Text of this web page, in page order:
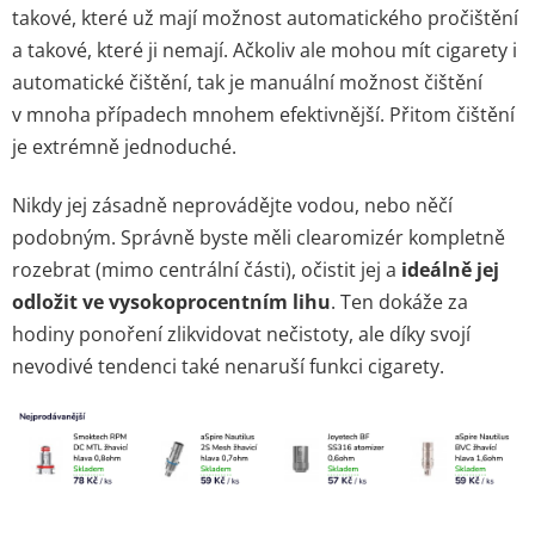
takové, které už mají možnost automatického pročištění
a takové, které ji nemají. Ačkoliv ale mohou mít cigarety i
automatické čištění, tak je manuální možnost čištění
v mnoha případech mnohem efektivnější. Přitom čištění
je extrémně jednoduché.
Nikdy jej zásadně neprovádějte vodou, nebo něčí
podobným. Správně byste měli clearomizér kompletně
rozebrat (mimo centrální části), očistit jej a ideálně jej
odložit ve vysokoprocentním lihu. Ten dokáže za
hodiny ponoření zlikvidovat nečistoty, ale díky svojí
nevodivé tendenci také nenaruší funkci cigarety.